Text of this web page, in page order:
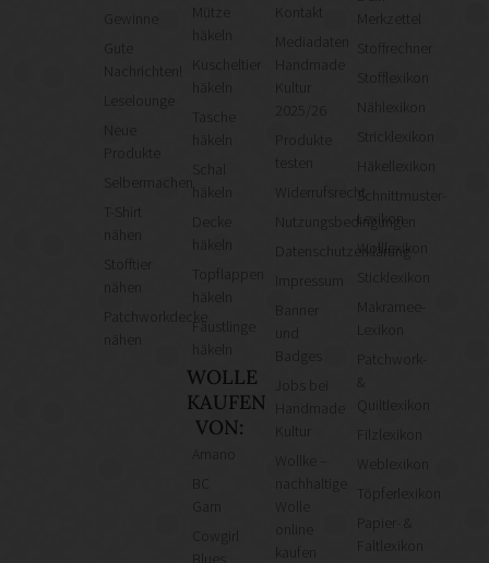
Gute
Nachrichten!
Leselounge
Neue
Produkte
Selbermachen
T-Shirt
Stofftier
Patchworkdecke
Mütze
häkeln
Kuscheltier
häkeln
Tasche
häkeln
häkeln
Topflappen
häkeln
Fäustlinge
häkeln
WOLLE
KAUFEN
VON:
Cowgirl
Kontakt
Mediadaten
Kultur
2025/26
Produkte
testen
Widerrufsrecht
Nutzungsbedingungen
Datenschutzerklärung
Kultur
Wollke –
nachhaltige
kaufen
Merkzettel
Stoffrechner
Stofflexikon
Nählexikon
Stricklexikon
Häkellexikon
Schnittmuster-
Lexikon
Wolllexikon
Sticklexikon
Makramee-
Lexikon
Patchwork-
&
Quiltlexikon
Weblexikon
Töpferlexikon
Papier- &
Faltlexikon